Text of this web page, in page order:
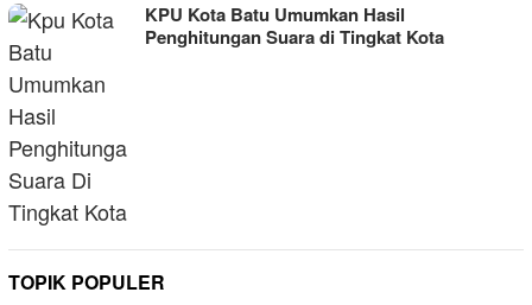
KPU Kota Batu Umumkan Hasil
Penghitungan Suara di Tingkat Kota
TOPIK POPULER